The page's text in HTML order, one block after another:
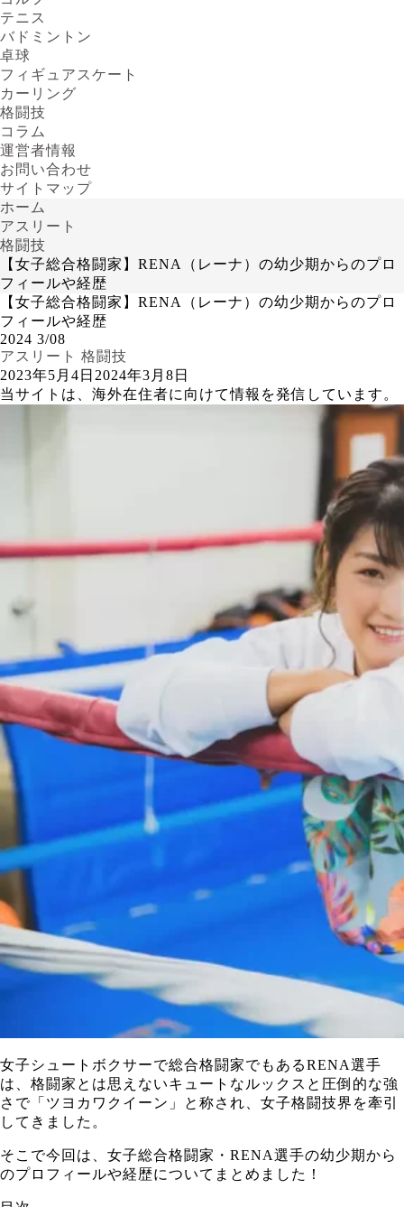
テニス
バドミントン
卓球
フィギュアスケート
カーリング
格闘技
コラム
運営者情報
お問い合わせ
サイトマップ
ホーム
アスリート
格闘技
【女子総合格闘家】RENA（レーナ）の幼少期からのプロ
フィールや経歴
【女子総合格闘家】RENA（レーナ）の幼少期からのプロ
フィールや経歴
2024 3/08
アスリート 格闘技
2023年5月4日 2024年3月8日
当サイトは、海外在住者に向けて情報を発信しています。
女子シュートボクサーで総合格闘家でもあるRENA選手
は、格闘家とは思えないキュートなルックスと圧倒的な強
さで「ツヨカワクイーン」と称され、女子格闘技界を牽引
してきました。
そこで今回は、女子総合格闘家・RENA選手の幼少期から
のプロフィールや経歴についてまとめました！